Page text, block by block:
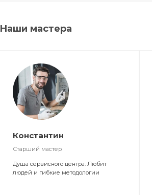
Наши мастера
Константин
Старший мастер
Душа сервисного центра. Любит
людей и гибкие методологии